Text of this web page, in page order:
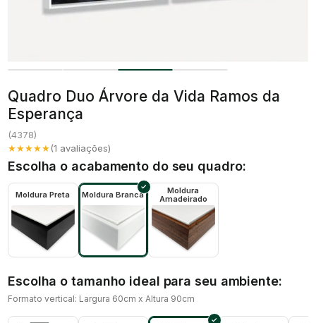
Quadro Duo Árvore da Vida Ramos da
Esperança
(4378)
★★★★★(1 avaliações)
Escolha o acabamento do seu quadro:
Moldura Preta Moldura Branca
Moldura
Amadeirado
Escolha o tamanho ideal para seu ambiente:
Formato vertical: Largura 60cm x Altura 90cm